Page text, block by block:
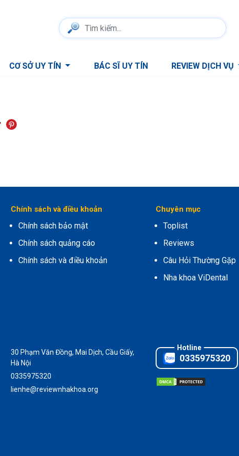
CƠ SỞ UY TÍN BÁC SĨ UY TÍN REVIEW DỊCH VỤ
Chính sách và điều khoản
Chính sách bảo mật
Chính sách quảng cáo
Chính sách và điều khoản
Chuyên mục
Toplist
Reviews
Câu Hỏi Thường Gặp
Nha khoa ViDental
30 Phạm Văn Đồng, Mai Dịch, Cầu Giấy,
Hà Nội
0335975320
lienhe@reviewnhakhoa.org
0335975320